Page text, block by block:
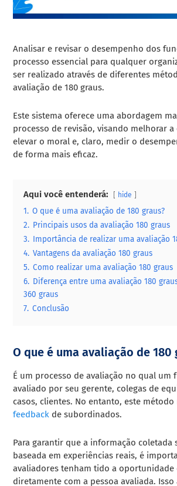
Analisar e revisar o desempenho dos
processo essencial para qualquer
ser realizado através de diferentes
avaliação de 180 graus.
Este sistema oferece uma abordagem
processo de revisão, visando melhorar a
elevar o moral e, claro, medir o
de forma mais eficaz.
Aqui você entenderá: hide
1. O que é uma avaliação de 180 graus?
2. Principais usos da avaliação 180 graus
3. Importância de realizar uma avaliação
4. Vantagens da avaliação 180 graus
5. Como realizar uma avaliação 180 graus
6. Diferença entre uma avaliação 180
360 graus
7. Conclusão
O que é uma avaliação de 180
É um processo de avaliação no qual um
avaliado por seu gerente, colegas de
casos, clientes. No entanto, este
feedback de subordinados.
Para garantir que a informação coletada
baseada em experiências reais, é
avaliadores tenham tido a oportunidade
diretamente com a pessoa avaliada. Isso